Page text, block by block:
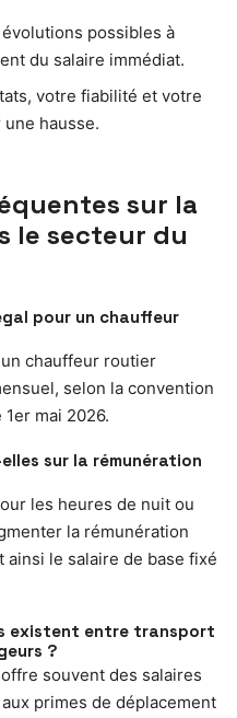
possibles à
du salaire immédiat.
votre fiabilité et votre
hausse.
sur la
le secteur du
pour un chauffeur
chauffeur routier
selon la convention
mai 2026.
sur la rémunération
les heures de nuit ou
la rémunération
ainsi le salaire de base fixé
existent entre transport
?
souvent des salaires
primes de déplacement